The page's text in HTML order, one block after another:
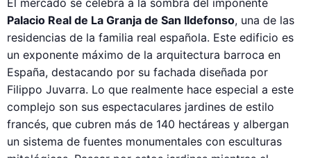
El mercado se celebra a la sombra del imponente
Palacio Real de La Granja de San Ildefonso, una de las
residencias de la familia real española. Este edificio es
un exponente máximo de la arquitectura barroca en
España, destacando por su fachada diseñada por
Filippo Juvarra. Lo que realmente hace especial a este
complejo son sus espectaculares jardines de estilo
francés, que cubren más de 140 hectáreas y albergan
un sistema de fuentes monumentales con esculturas